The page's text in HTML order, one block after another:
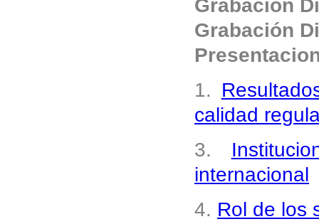
Grabación
Grabación
1.
calidad
3.
internacional
4. Rol de los